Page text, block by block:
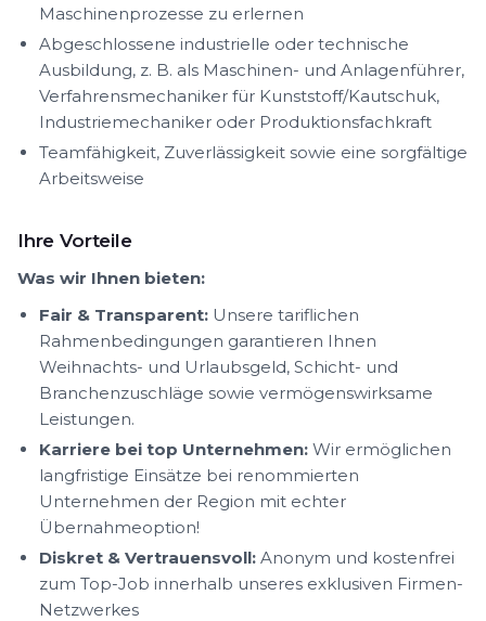
Maschinenprozesse zu erlernen
Abgeschlossene industrielle oder technische
Ausbildung, z. B. als Maschinen- und Anlagenführer,
Verfahrensmechaniker für Kunststoff/Kautschuk,
Industriemechaniker oder Produktionsfachkraft
Teamfähigkeit, Zuverlässigkeit sowie eine sorgfältige
Arbeitsweise
Ihre Vorteile
Was wir Ihnen bieten:
Fair & Transparent: Unsere tariflichen
Rahmenbedingungen garantieren Ihnen
Weihnachts- und Urlaubsgeld, Schicht- und
Branchenzuschläge sowie vermögenswirksame
Leistungen.
Karriere bei top Unternehmen: Wir ermöglichen
langfristige Einsätze bei renommierten
Unternehmen der Region mit echter
Übernahmeoption!
Diskret & Vertrauensvoll: Anonym und kostenfrei
zum Top-Job innerhalb unseres exklusiven Firmen-
Netzwerkes